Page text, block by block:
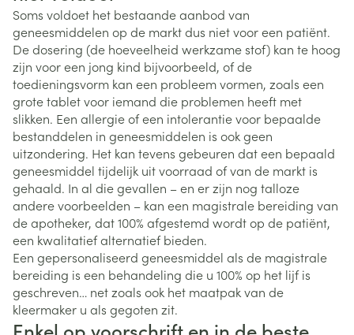
Soms voldoet het bestaande aanbod van
geneesmiddelen op de markt dus niet voor een patiënt.
De dosering (de hoeveelheid werkzame stof) kan te hoog
zijn voor een jong kind bijvoorbeeld, of de
toedieningsvorm kan een probleem vormen, zoals een
grote tablet voor iemand die problemen heeft met
slikken. Een allergie of een intolerantie voor bepaalde
bestanddelen in geneesmiddelen is ook geen
uitzondering. Het kan tevens gebeuren dat een bepaald
geneesmiddel tijdelijk uit voorraad of van de markt is
gehaald. In al die gevallen – en er zijn nog talloze
andere voorbeelden – kan een magistrale bereiding van
de apotheker, dat 100% afgestemd wordt op de patiënt,
een kwalitatief alternatief bieden.
Een gepersonaliseerd geneesmiddel als de magistrale
bereiding is een behandeling die u 100% op het lijf is
geschreven… net zoals ook het maatpak van de
kleermaker u als gegoten zit.